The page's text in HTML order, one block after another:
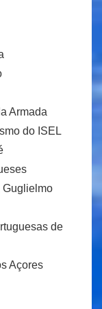
Armada
do ISEL
Guglielmo
de
Açores